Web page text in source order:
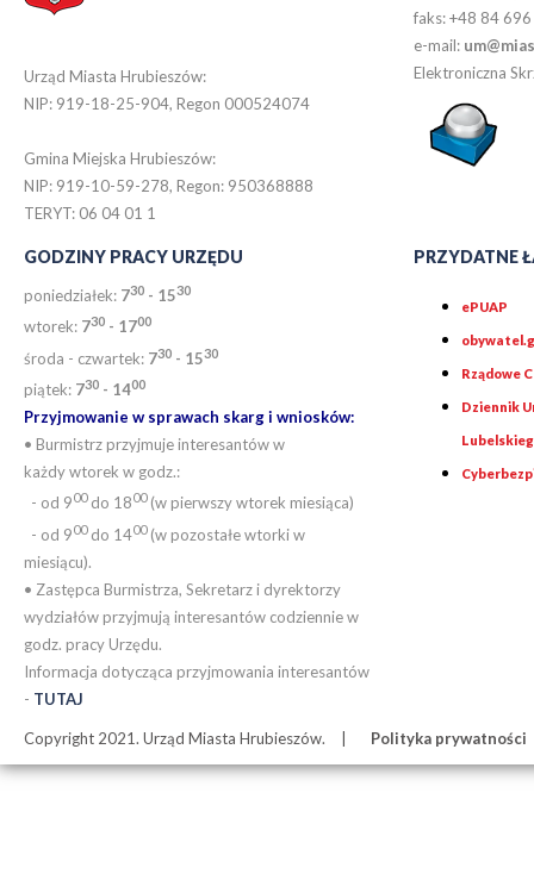
Urząd Miasta Hrubieszów:
NIP: 919-18-25-904, Regon 000524074
Gmina Miejska Hrubieszów:
NIP: 919-10-59-278, Regon: 950368888
TERYT: 06 04 01 1
faks: +48 84
e-mail:
Elektroniczna
GODZINY PRACY URZĘDU
poniedziałek: 730 - 1530
wtorek: 730 - 1700
środa - czwartek: 730 - 1530
piątek: 730 - 1400
Przyjmowanie w sprawach skarg i wniosków:
• Burmistrz przyjmuje interesantów w
każdy wtorek w godz.:
- od 900do 1800(w pierwszy wtorek miesiąca)
- od 900do 1400(w pozostałe wtorki w
miesiącu).
• Zastępca Burmistrza, Sekretarz i dyrektorzy
wydziałów przyjmują interesantów codziennie w
godz. pracy Urzędu.
Informacja dotycząca przyjmowania interesantów
- TUTAJ
PRZYDATNE
ePUAP
Rządowe
Dziennik
Copyright 2021. Urząd Miasta Hrubieszów. Polityka prywatności